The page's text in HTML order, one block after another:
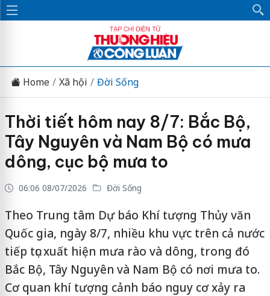
Home Xã hội Đời Sống
Thời tiết hôm nay 8/7: Bắc Bộ,
Tây Nguyên và Nam Bộ có mưa
dông, cục bộ mưa to
06:06 08/07/2026 Đời Sống
Theo Trung tâm Dự báo Khí tượng Thủy văn
Quốc gia, ngày 8/7, nhiều khu vực trên cả nước
tiếp tục xuất hiện mưa rào và dông, trong đó
Bắc Bộ, Tây Nguyên và Nam Bộ có nơi mưa to.
Cơ quan khí tượng cảnh báo nguy cơ xảy ra